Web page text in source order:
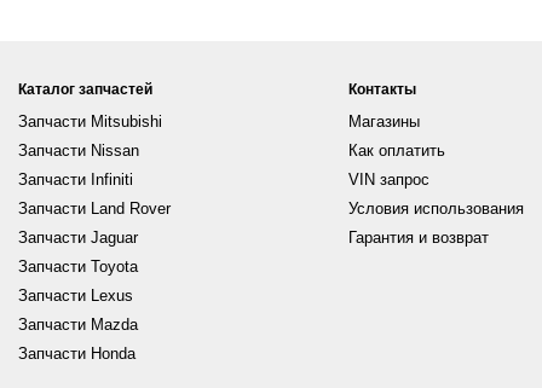
Каталог запчастей
Запчасти Mitsubishi
Запчасти Nissan
Запчасти Infiniti
Запчасти Land Rover
Запчасти Jaguar
Запчасти Toyota
Запчасти Lexus
Запчасти Mazda
Запчасти Honda
Контакты
Магазины
Как оплатить
VIN запрос
Условия использования
Гарантия и возврат